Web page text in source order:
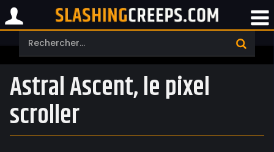
Astral Ascent, le pixel
scroller